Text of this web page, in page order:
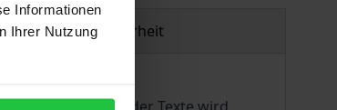
Informationen
Ihrer Nutzung
Produktsicherheit